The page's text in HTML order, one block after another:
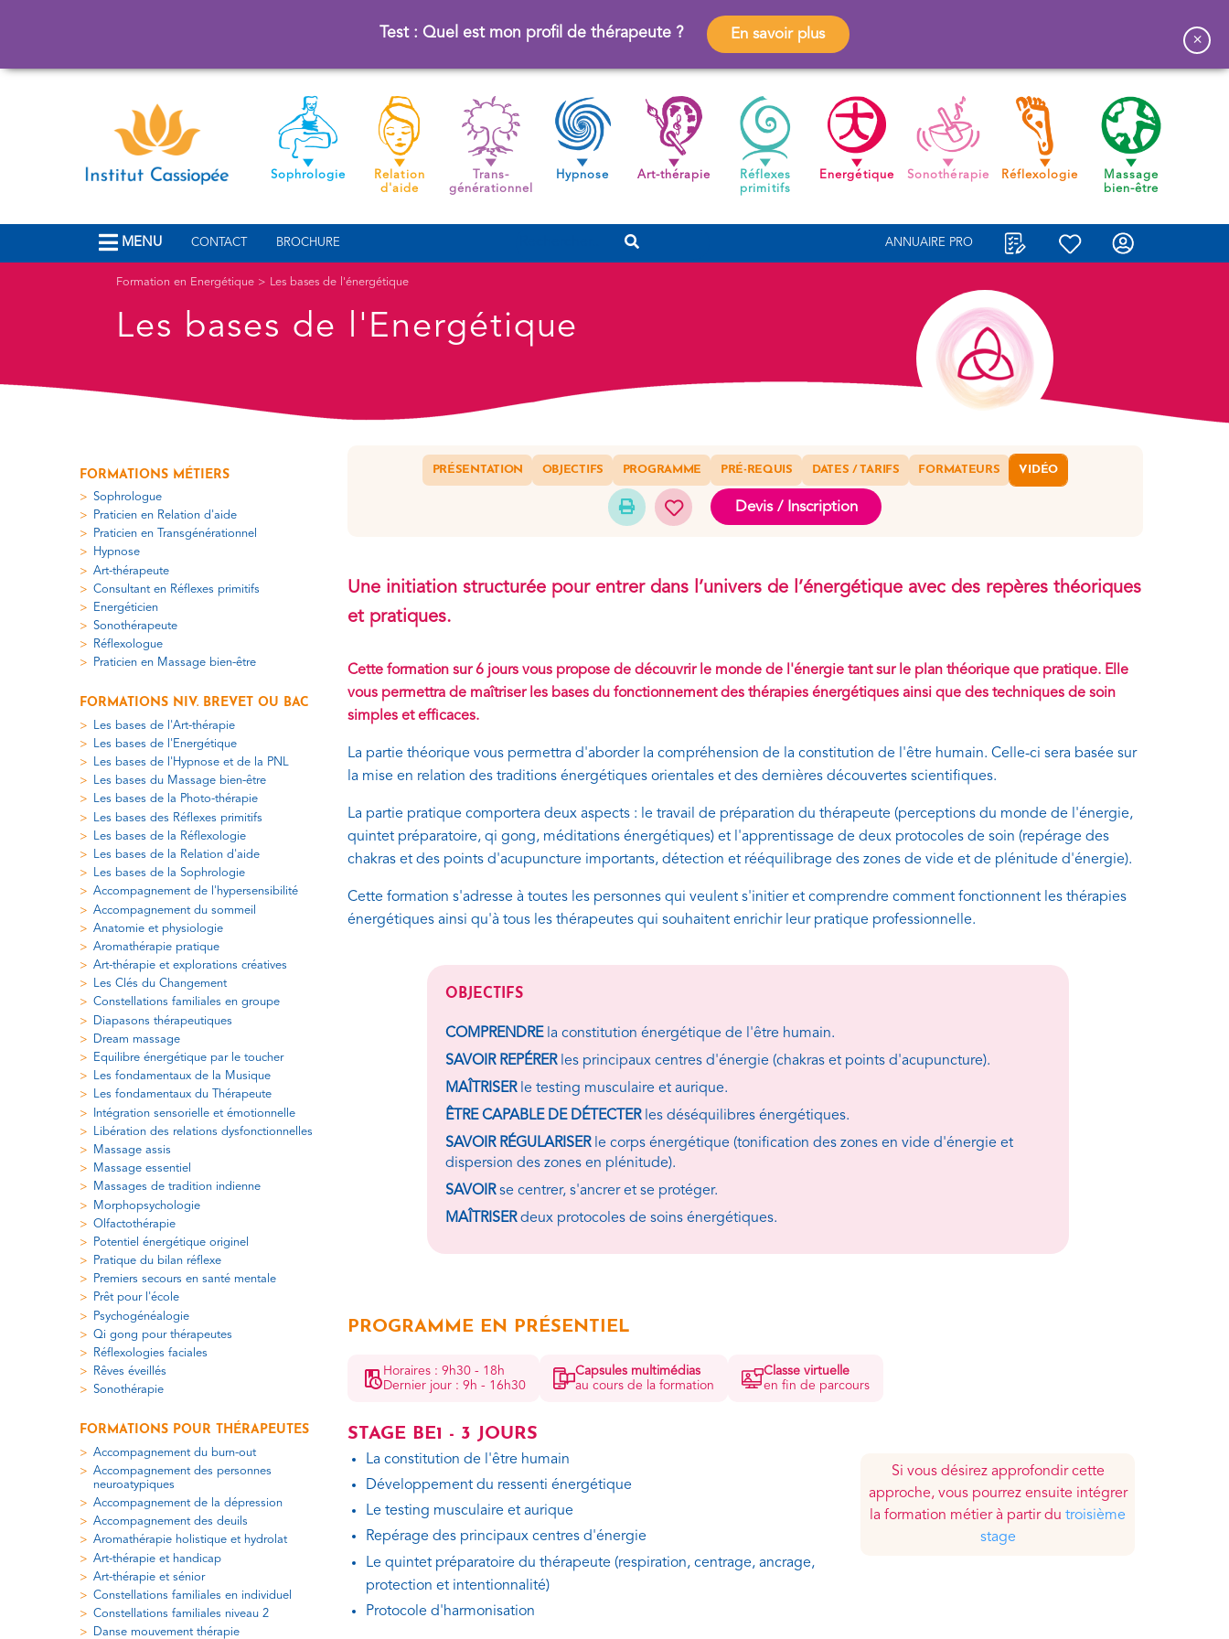
Test : Quel est mon profil de thérapeute ? En savoir plus ×
Sophrologie
Relation
d'aide
Trans-
générationnel
Hypnose Art-thérapie
Réflexes
primitifs
Energétique Sonothérapie Réflexologie
Massage
bien-être
MENU CONTACT BROCHURE ANNUAIRE PRO
Formation en Energétique > Les bases de l'énergétique
Les bases de l'Energétique
FORMATIONS MÉTIERS
Sophrologue
Praticien en Relation d'aide
Praticien en Transgénérationnel
Hypnose
Art-thérapeute
Consultant en Réflexes primitifs
Energéticien
Sonothérapeute
Réflexologue
Praticien en Massage bien-être
FORMATIONS NIV. BREVET OU BAC
Les bases de l'Art-thérapie
Les bases de l'Energétique
Les bases de l'Hypnose et de la PNL
Les bases du Massage bien-être
Les bases de la Photo-thérapie
Les bases des Réflexes primitifs
Les bases de la Réflexologie
Les bases de la Relation d'aide
Les bases de la Sophrologie
Accompagnement de l'hypersensibilité
Accompagnement du sommeil
Anatomie et physiologie
Aromathérapie pratique
Art-thérapie et explorations créatives
Les Clés du Changement
Constellations familiales en groupe
Diapasons thérapeutiques
Dream massage
Equilibre énergétique par le toucher
Les fondamentaux de la Musique
Les fondamentaux du Thérapeute
Intégration sensorielle et émotionnelle
Libération des relations dysfonctionnelles
Massage assis
Massage essentiel
Massages de tradition indienne
Morphopsychologie
Olfactothérapie
Potentiel énergétique originel
Pratique du bilan réflexe
Premiers secours en santé mentale
Prêt pour l'école
Psychogénéalogie
Qi gong pour thérapeutes
Réflexologies faciales
Rêves éveillés
Sonothérapie
FORMATIONS POUR THÉRAPEUTES
Accompagnement du burn-out
Accompagnement des personnes
neuroatypiques
Accompagnement de la dépression
Accompagnement des deuils
Aromathérapie holistique et hydrolat
Art-thérapie et handicap
Art-thérapie et sénior
Constellations familiales en individuel
Constellations familiales niveau 2
Danse mouvement thérapie
PRÉSENTATION OBJECTIFS PROGRAMME PRÉ-REQUIS DATES / TARIFS FORMATEURS VIDÉO
Devis / Inscription
Une initiation structurée pour entrer dans l’univers de l’énergétique avec des repères théoriques
et pratiques.
Cette formation sur 6 jours vous propose de découvrir le monde de l'énergie tant sur le plan théorique que pratique. Elle
vous permettra de maîtriser les bases du fonctionnement des thérapies énergétiques ainsi que des techniques de soin
simples et efficaces.
La partie théorique vous permettra d'aborder la compréhension de la constitution de l'être humain. Celle-ci sera basée sur
la mise en relation des traditions énergétiques orientales et des dernières découvertes scientifiques.
La partie pratique comportera deux aspects : le travail de préparation du thérapeute (perceptions du monde de l'énergie,
quintet préparatoire, qi gong, méditations énergétiques) et l'apprentissage de deux protocoles de soin (repérage des
chakras et des points d'acupuncture importants, détection et rééquilibrage des zones de vide et de plénitude d'énergie).
Cette formation s'adresse à toutes les personnes qui veulent s'initier et comprendre comment fonctionnent les thérapies
énergétiques ainsi qu'à tous les thérapeutes qui souhaitent enrichir leur pratique professionnelle.
OBJECTIFS
COMPRENDREla constitution énergétique de l'être humain.
SAVOIR REPÉRERles principaux centres d'énergie (chakras et points d'acupuncture).
MAÎTRISERle testing musculaire et aurique.
ÊTRE CAPABLE DE DÉTECTERles déséquilibres énergétiques.
SAVOIR RÉGULARISERle corps énergétique (tonification des zones en vide d'énergie et
dispersion des zones en plénitude).
SAVOIRse centrer, s'ancrer et se protéger.
MAÎTRISERdeux protocoles de soins énergétiques.
PROGRAMME EN PRÉSENTIEL
Horaires : 9h30 - 18h
Dernier jour : 9h - 16h30
Capsules multimédias
au cours de la formation
Classe virtuelle
en fin de parcours
Si vous désirez approfondir cette
approche, vous pourrez ensuite intégrer
la formation métier à partir du troisième
stage
STAGE BE1 - 3 JOURS
La constitution de l'être humain
Développement du ressenti énergétique
Le testing musculaire et aurique
Repérage des principaux centres d'énergie
Le quintet préparatoire du thérapeute (respiration, centrage, ancrage,
protection et intentionnalité)
Protocole d'harmonisation